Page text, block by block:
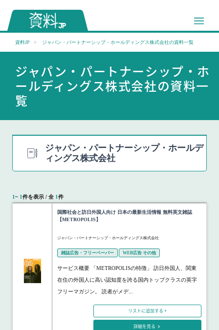
資料JP ジャパン・パートナーシップ・ホールディングス株式会社の資料一覧
ジャパン・パートナーシップ・ホ
ールディングス株式会社の資料一
覧
ジャパン・パートナーシップ・ホールデ
ィングス株式会社
1~ 1件を表示 / 全 1件
国際社会と訪日外国人向け 日本の最新生活情報 無料英文雑誌
【METROPOLIS】
ジャパン・パートナーシップ・ホールディングス株式会社
雑誌広告・フリーペーパー WEB広告 その他
サービス概要 「METROPOLISの特徴」 訪日外国人、関東
在住の外国人に高い認知度を誇る国内トップクラスの英字
フリーマガジン。 読者がメデ...
リストに追加する +
詳細を見る